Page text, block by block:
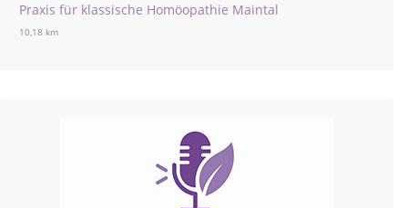
Praxis für klassische Homöopathie Maintal
10,18 km